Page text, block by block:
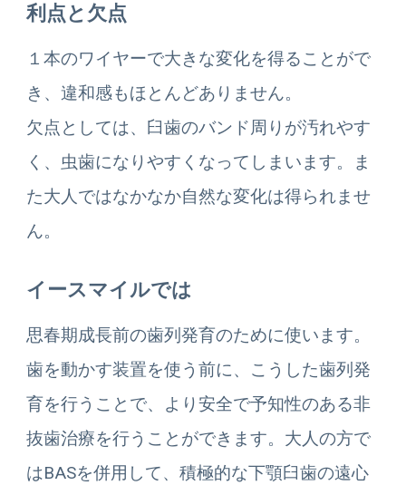
利点と欠点
１本のワイヤーで大きな変化を得ることがで
き、違和感もほとんどありません。
欠点としては、臼歯のバンド周りが汚れやす
く、虫歯になりやすくなってしまいます。ま
た大人ではなかなか自然な変化は得られませ
ん。
イースマイルでは
思春期成長前の歯列発育のために使います。
歯を動かす装置を使う前に、こうした歯列発
育を行うことで、より安全で予知性のある非
抜歯治療を行うことができます。大人の方で
はBASを併用して、積極的な下顎臼歯の遠心